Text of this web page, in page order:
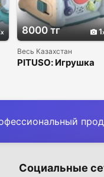
8000 тг 1
Весь Казахстан
PITUSO: Игрушка
15*15*20см
Социальные